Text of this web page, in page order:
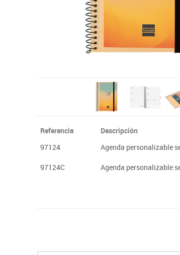
Referencia Descripción
97124
Agenda personalizable
97124C Agenda personalizable